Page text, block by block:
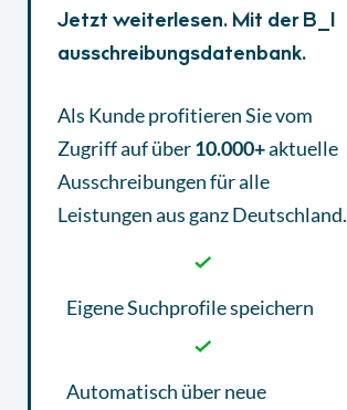
Jetzt weiterlesen. Mit der B_I
ausschreibungsdatenbank.
Als Kunde profitieren Sie vom
Zugriff auf über10.000+aktuelle
Ausschreibungenfür alle
Leistungen aus ganz Deutschland.
Eigene Suchprofile speichern
Automatisch über neue